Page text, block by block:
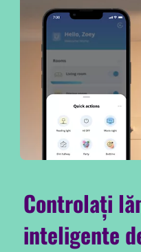
Controlați
inteligente